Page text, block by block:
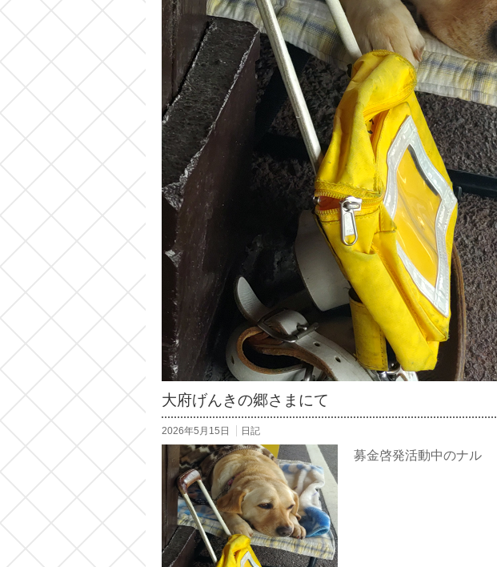
大府げんきの郷さまにて
2026年5月15日 日記
募金啓発活動中のナル